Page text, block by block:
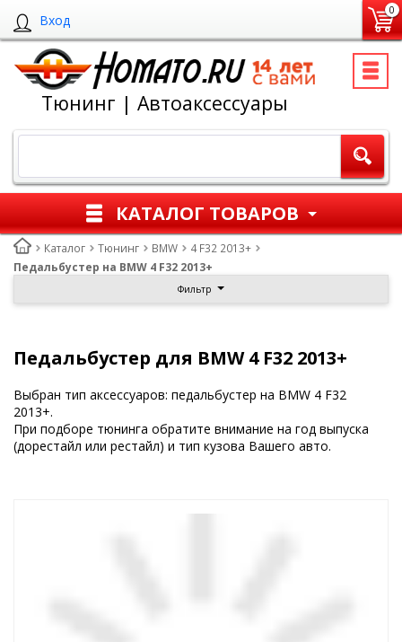
Вход
0
Тюнинг | Автоаксессуары
КАТАЛОГ ТОВАРОВ
Каталог Тюнинг BMW
4 F32 2013+
Педальбустер на BMW 4 F32 2013+
Фильтр
Педальбустер для BMW 4 F32 2013+
Выбран тип аксессуаров: педальбустер на BMW 4 F32
2013+.
При подборе тюнинга обратите внимание на год выпуска
(дорестайл или рестайл) и тип кузова Вашего авто.